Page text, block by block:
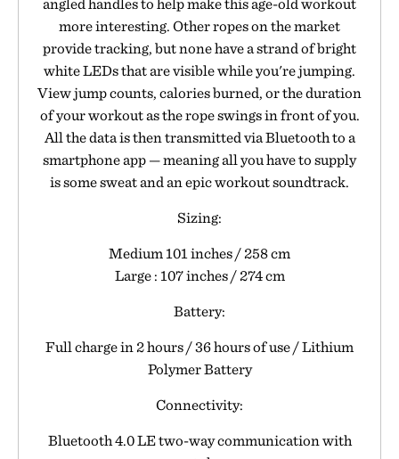
angled handles to help make this age-old workout
more interesting. Other ropes on the market
provide tracking, but none have a strand of bright
white LEDs that are visible while you're jumping.
View jump counts, calories burned, or the duration
of your workout as the rope swings in front of you.
All the data is then transmitted via Bluetooth to a
smartphone app — meaning all you have to supply
is some sweat and an epic workout soundtrack.
Sizing:
Medium 101 inches / 258 cm
Large : 107 inches / 274 cm
Battery:
Full charge in 2 hours / 36 hours of use / Lithium
Polymer Battery
Connectivity:
Bluetooth 4.0 LE two-way communication with